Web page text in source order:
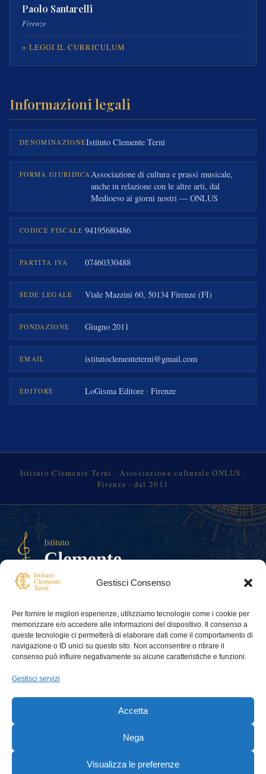
Gestisci Consenso
Per fornire le migliori esperienze, utilizziamo tecnologie come i cookie per
memorizzare e/o accedere alle informazioni del dispositivo. Il consenso a
queste tecnologie ci permetterà di elaborare dati come il comportamento di
navigazione o ID unici su questo sito. Non acconsentire o ritirare il
consenso può influire negativamente su alcune caratteristiche e funzioni.
Gestisci servizi
Accetta
Nega
Visualizza le preferenze
Paolo Santarelli
Firenze
LEGGI IL CURRICULUM
Informazioni legali
DENOMINAZIONEIstituto Clemente Terni
FORMA GIURIDICAAssociazione di cultura e prassi musicale,
anche in relazione con le altre arti, dal
Medioevo ai giorni nostri — ONLUS
CODICE FISCALE 94195680486
PARTITA IVA 07460330488
SEDE LEGALE Viale Mazzini 60, 50134 Firenze (FI)
FONDAZIONE Giugno 2011
EMAIL istitutoclementeterni@gmail.com
EDITORE LoGisma Editore · Firenze
Istituto Clemente Terni · Associazione culturale ONLUS ·
Firenze · dal 2011
culturale ONLUS
Contatti
istitutoterni@gmail.com
Codice Fiscale: 94195680486
Risorse Pagine
© Istituto Clemente Terni All